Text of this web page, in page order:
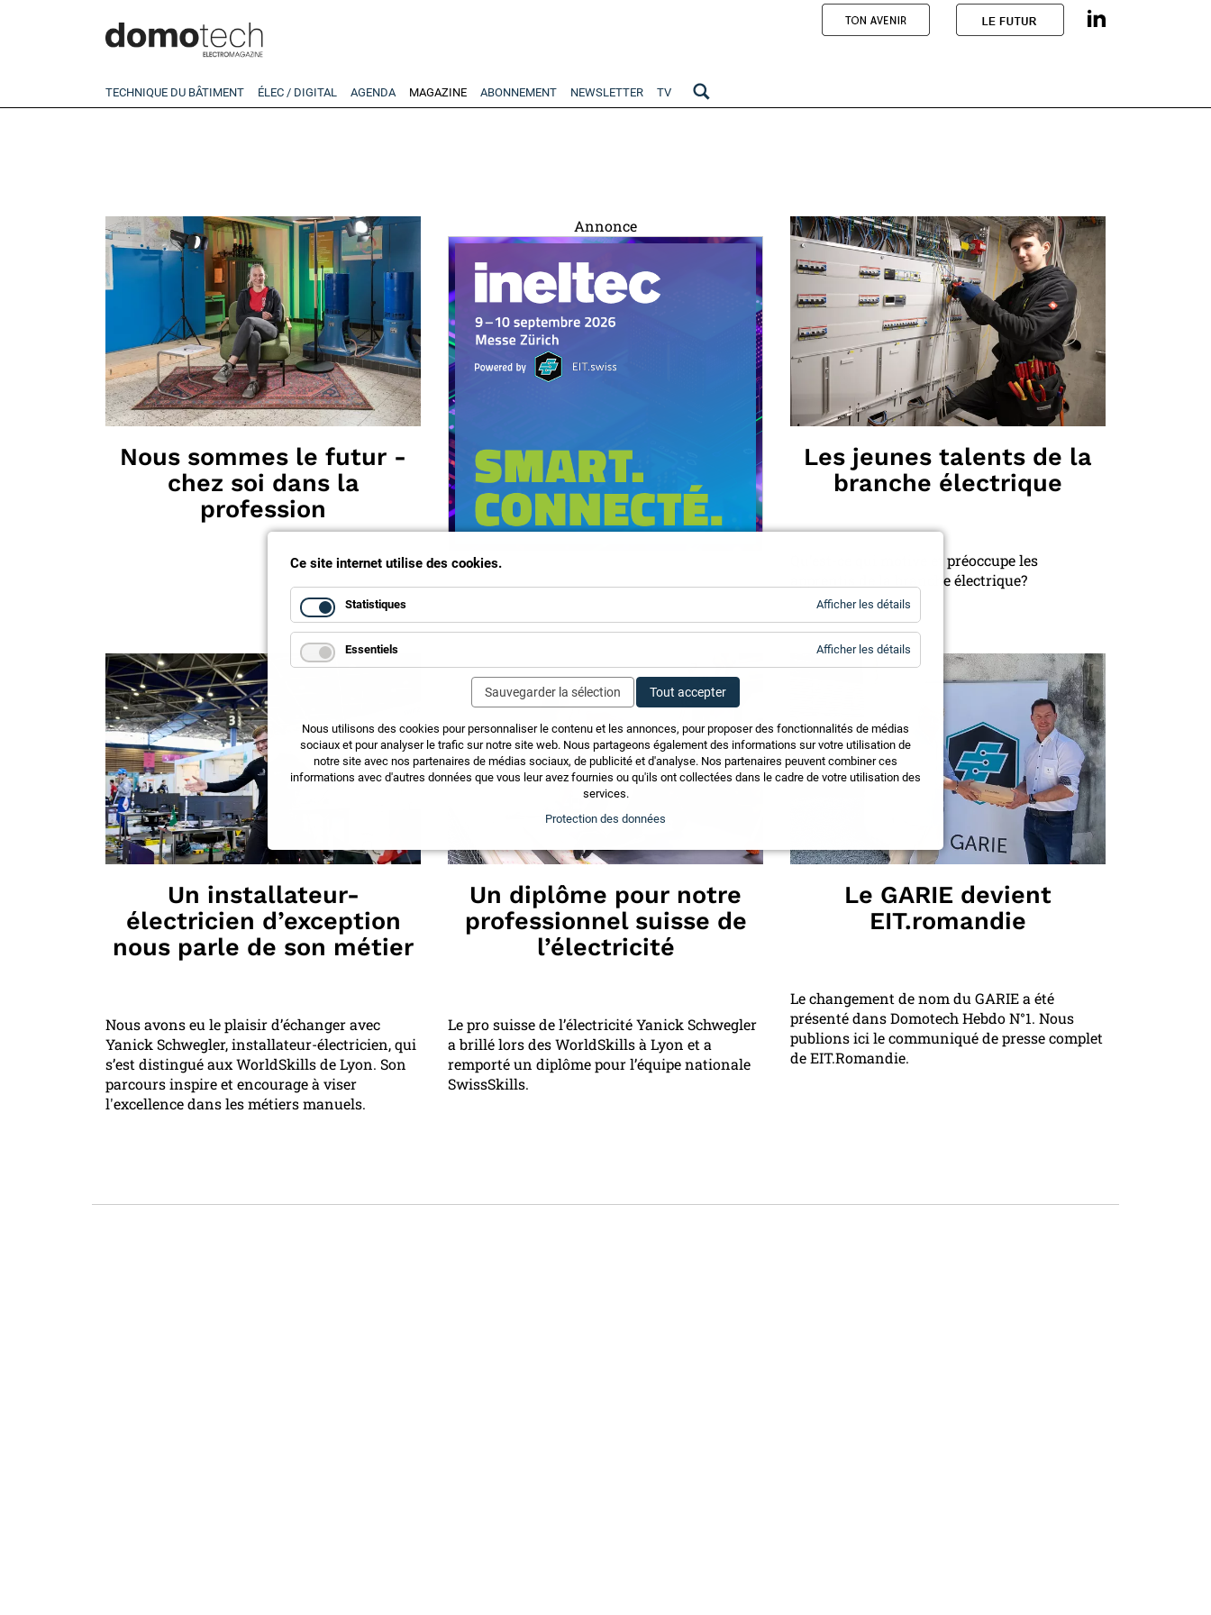
TECHNIQUE DU BÂTIMENT ÉLEC / DIGITAL AGENDA MAGAZINE ABONNEMENT NEWSLETTER TV
Nous sommes le futur -
chez soi dans la
profession
Annonce
Les jeunes talents de la
branche électrique
Qu’est-ce qui motive et préoccupe les
apprentis de la branche électrique?
Un installateur-
électricien d’exception
nous parle de son métier
Nous avons eu le plaisir d’échanger avec
Yanick Schwegler, installateur-électricien, qui
s’est distingué aux WorldSkills de Lyon. Son
parcours inspire et encourage à viser
l'excellence dans les métiers manuels.
Un diplôme pour notre
professionnel suisse de
l’électricité
Le pro suisse de l’électricité Yanick Schwegler
a brillé lors des WorldSkills à Lyon et a
remporté un diplôme pour l’équipe nationale
SwissSkills.
Le GARIE devient
EIT.romandie
Le changement de nom du GARIE a été
présenté dans Domotech Hebdo N°1. Nous
publions ici le communiqué de presse complet
de EIT.Romandie.
Ce site internet utilise des cookies.
Statistiques Afficher les détails
Essentiels Afficher les détails
Essentiels
Sauvegarder la sélection Tout accepter
Nous utilisons des cookies pour personnaliser le contenu et les annonces, pour proposer des fonctionnalités de médias
sociaux et pour analyser le trafic sur notre site web. Nous partageons également des informations sur votre utilisation de
notre site avec nos partenaires de médias sociaux, de publicité et d'analyse. Nos partenaires peuvent combiner ces
informations avec d'autres données que vous leur avez fournies ou qu'ils ont collectées dans le cadre de votre utilisation des
services.
Protection des données